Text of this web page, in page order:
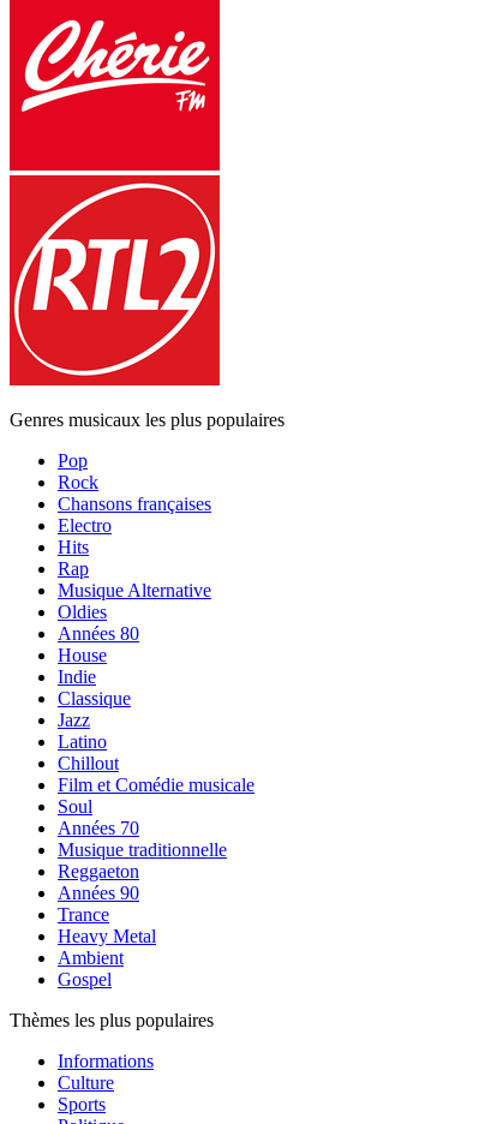
Genres musicaux les plus populaires
Pop
Rock
Chansons françaises
Electro
Hits
Rap
Musique Alternative
Oldies
Années 80
House
Indie
Classique
Jazz
Latino
Chillout
Film et Comédie musicale
Soul
Années 70
Musique traditionnelle
Reggaeton
Années 90
Trance
Heavy Metal
Ambient
Gospel
Thèmes les plus populaires
Informations
Culture
Sports